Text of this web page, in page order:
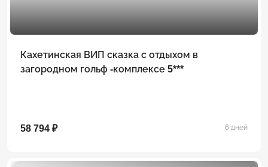
Кахетинская ВИП сказка с отдыхом в
загородном гольф -комплексе 5***
58 794 ₽ 6 дней